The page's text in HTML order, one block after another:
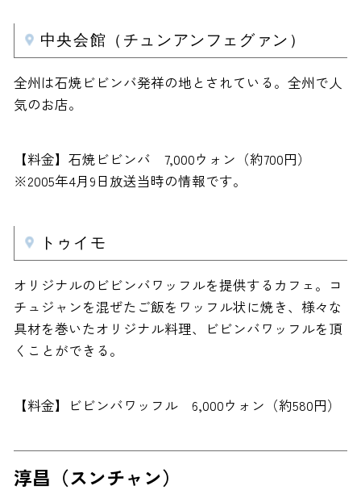
中央会館（チュンアンフェグァン）
全州は石焼ビビンバ発祥の地とされている。全州で人
気のお店。
【料金】石焼ビビンバ 7,000ウォン（約700円）
※2005年4月9日放送当時の情報です。
トゥイモ
オリジナルのビビンバワッフルを提供するカフェ。コ
チュジャンを混ぜたご飯をワッフル状に焼き、様々な
具材を巻いたオリジナル料理、ビビンバワッフルを頂
くことができる。
【料金】ビビンバワッフル 6,000ウォン（約580円）
淳昌（スンチャン）